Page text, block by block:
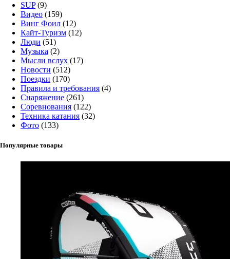
SUP(9)
Видео (159)
Винг Фоил (12)
Кайт-Туризм (12)
Люди (51)
Музыка (2)
Мысли вслух (17)
Новости (512)
Поездки (170)
Правила и требования (4)
Снаряжение (261)
Соревнования (122)
Техника катания (32)
Фото (133)
Популярные товары